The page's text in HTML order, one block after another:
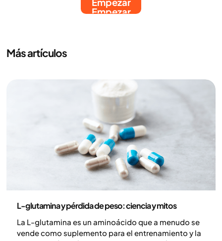
Empezar
Más artículos
L-glutamina y pérdida de peso: ciencia y mitos
La L-glutamina es un aminoácido que a menudo se
vende como suplemento para el entrenamiento y la